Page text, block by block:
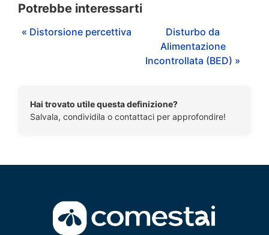
Potrebbe interessarti
« Distorsione percettiva
Disturbo da
Alimentazione
Incontrollata (BED) »
Hai trovato utile questa definizione?
Salvala, condividila o contattaci per approfondire!